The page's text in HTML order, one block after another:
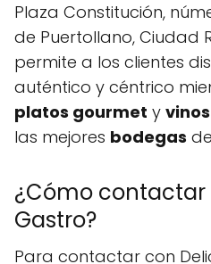
Plaza Constitución,
de Puertollano, Ciudad
permite a los clientes
auténtico y céntrico
platos gourmet y
las mejores bodegas
¿Cómo contactar
Gastro?
Para contactar con